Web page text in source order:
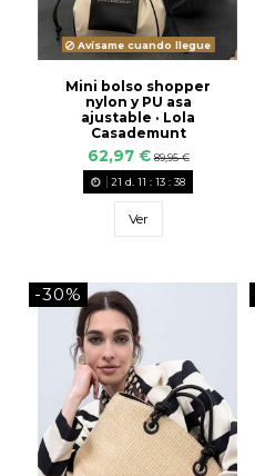
Avísame cuando llegue
Mini bolso shopper
nylon y PU asa
ajustable · Lola
Casademunt
62,97 € 89,95 €
21 d. 11 :13 :38
Ver
-30%